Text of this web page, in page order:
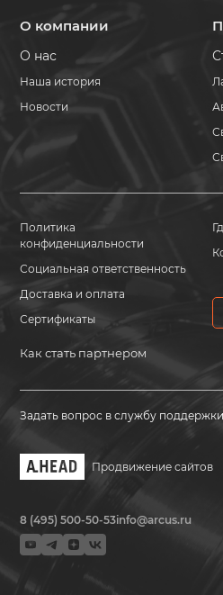
О компании
О нас
Наша история
Новости
Политика
конфиденциальности
Социальная ответственность
Доставка и оплата
Сертификаты
Как стать партнером
Задать вопрос в службу поддержки
Продвижение сайтов
8 (495) 500-50-53info@arcus.ru